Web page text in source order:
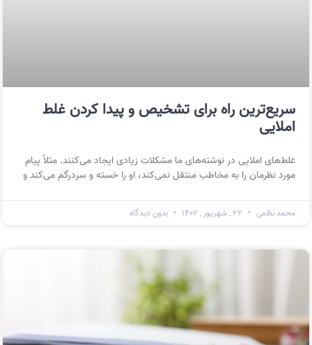
سریع‌ترین راه برای تشخیص و پیدا کردن غلط
املایی
غلط‌های املایی در نوشته‌های ما مشکلات زیادی ایجاد می‌کنند. مثلاً پیام
مورد نظرمان را به مخاطب منتقل نمی‌کند، او را خسته و سردرگم می‌کند و
محمد نظمی بدون دیدگاه